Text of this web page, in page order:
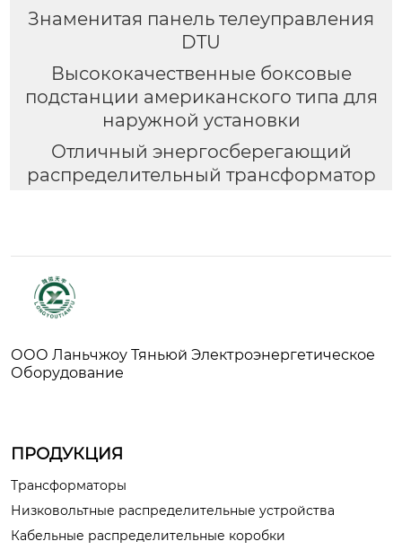
Знаменитая панель телеуправления
DTU
Высококачественные боксовые
подстанции американского типа для
наружной установки
Отличный энергосберегающий
распределительный трансформатор
ООО Ланьчжоу Тяньюй Электроэнергетическое
Оборудование
ПРОДУКЦИЯ
Трансформаторы
Низковольтные распределительные устройства
Кабельные распределительные коробки